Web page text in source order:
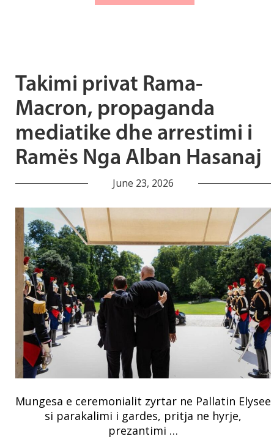
Takimi privat Rama-
Macron, propaganda
mediatike dhe arrestimi i
Ramës Nga Alban Hasanaj
June 23, 2026
Mungesa e ceremonialit zyrtar ne Pallatin Elysee
si parakalimi i gardes, pritja ne hyrje,
prezantimi …